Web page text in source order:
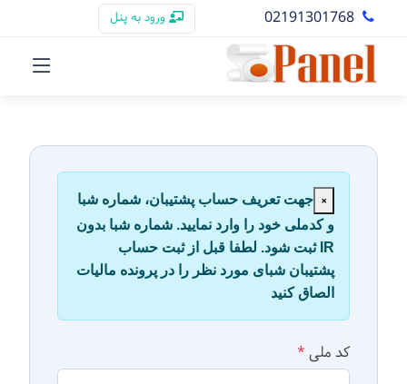
02191301768 ورود به پنل
× جهت تعریف حساب پشتیبان، شماره شبا
و کدملی خود را وارد نمایید. شماره شبا بدون
IR ثبت شود. لطفا قبل از ثبت حساب
پشتیبان شبای مورد نظر را در پرونده مالیات
الصاق کنید
کد ملی*